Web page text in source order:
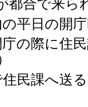
都合で来ら
の平日の開
庁の際に住
住民課へ送